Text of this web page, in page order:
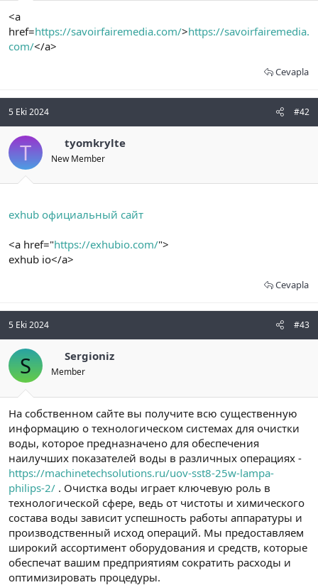
t
a
n
i
i
<a
href=https://savoirfairemedia.com/>https://savoirfairemedia.
com/</a>
Cevapla
5 Eki 2024 #42
T tyomkrylte
New Member
exhub официальный сайт
<a href="https://exhubio.com/">
exhub io</a>
Cevapla
5 Eki 2024 #43
S Sergioniz
Member
На собственном сайте вы получите всю существенную
информацию о технологическом системах для очистки
воды, которое предназначено для обеспечения
наилучших показателей воды в различных операциях -
https://machinetechsolutions.ru/uov-sst8-25w-lampa-
philips-2/ . Очистка воды играет ключевую роль в
технологической сфере, ведь от чистоты и химического
состава воды зависит успешность работы аппаратуры и
производственный исход операций. Мы предоставляем
широкий ассортимент оборудования и средств, которые
обеспечат вашим предприятиям сократить расходы и
оптимизировать процедуры.